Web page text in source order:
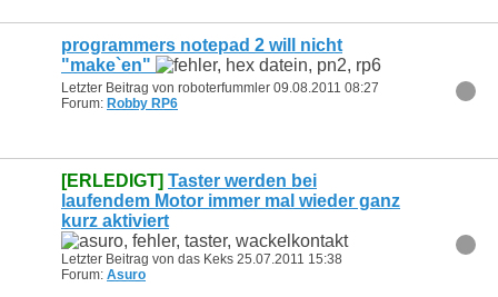
programmers notepad 2 will nicht
"make`en"
Letzter Beitrag von roboterfummler 09.08.2011 08:27
Forum: Robby RP6
[ERLEDIGT] Taster werden bei
laufendem Motor immer mal wieder ganz
kurz aktiviert
Letzter Beitrag von das Keks 25.07.2011 15:38
Forum: Asuro